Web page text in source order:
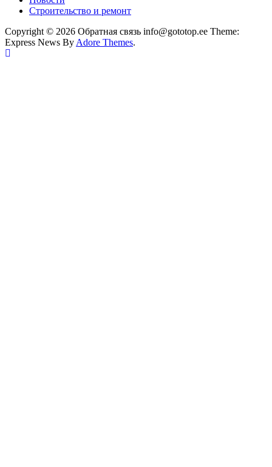
Строительство и ремонт
Copyright © 2026 Обратная связь info@gototop.ee Theme:
Express News By Adore Themes.